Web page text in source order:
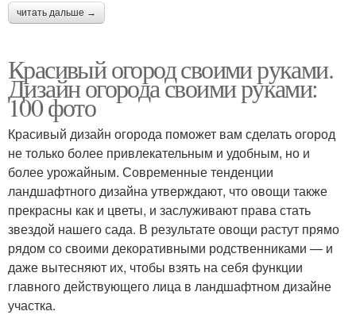
читать дальше →
Красивый огород своими руками.
Дизайн огорода своими руками:
100 фото
Красивый дизайн огорода поможет вам сделать огород
не только более привлекательным и удобным, но и
более урожайным. Современные тенденции
ландшафтного дизайна утверждают, что овощи также
прекрасны как и цветы, и заслуживают права стать
звездой нашего сада. В результате овощи растут прямо
рядом со своими декоративными родственниками — и
даже вытесняют их, чтобы взять на себя функции
главного действующего лица в ландшафтном дизайне
участка.